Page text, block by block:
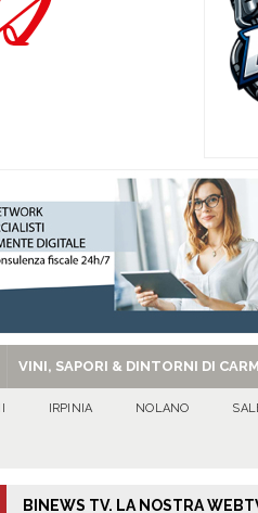
VINI, SAPORI & DINTORNI DI
IRPINIA NOLANO
BINEWS TV. LA NOSTRA